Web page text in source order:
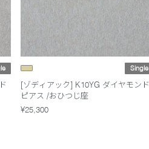
Single
[ゾディアック] K10YG ダイヤモンド
ピアス /おひつじ座
¥25,300